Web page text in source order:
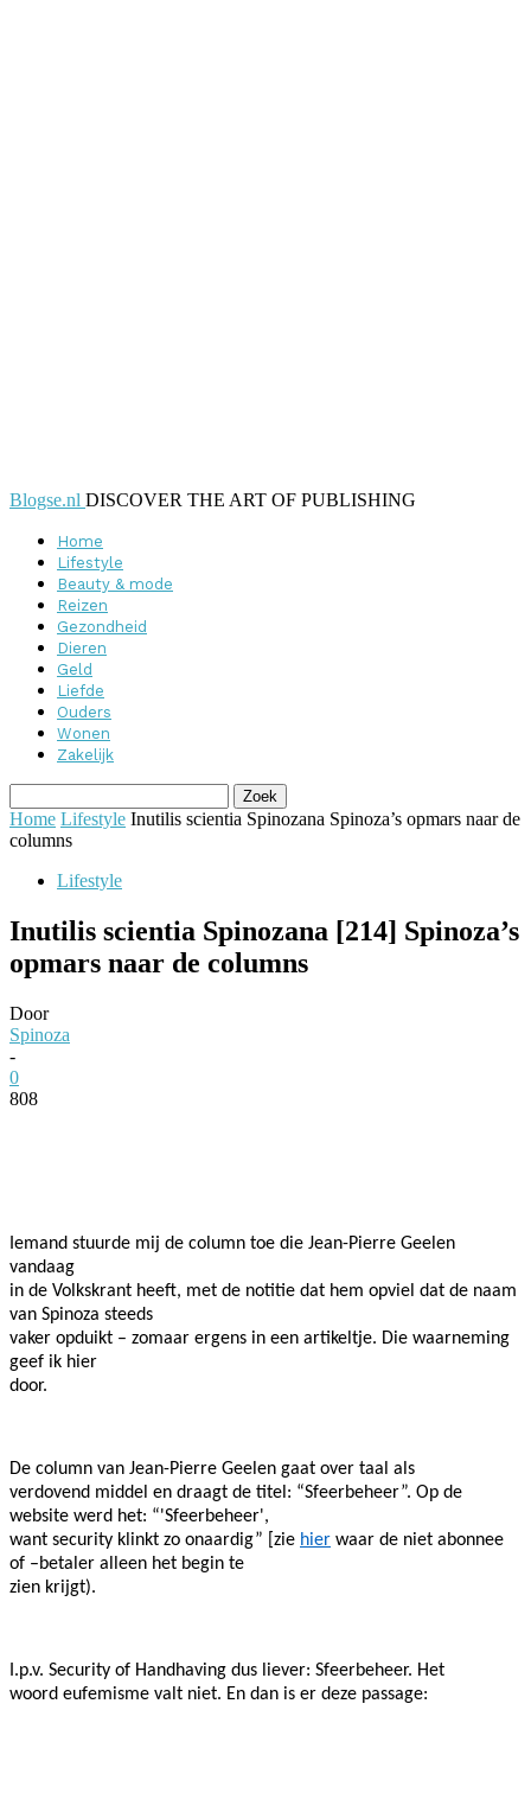
Blogse.nl DISCOVER THE ART OF PUBLISHING
Home
Lifestyle
Beauty & mode
Reizen
Gezondheid
Dieren
Geld
Liefde
Ouders
Wonen
Zakelijk
Home Lifestyle Inutilis scientia Spinozana Spinoza’s opmars naar de
columns
Lifestyle
Inutilis scientia Spinozana [214] Spinoza’s
opmars naar de columns
Door
Spinoza
-
0
808
Iemand stuurde mij de column toe die Jean-Pierre Geelen
vandaag
in de Volkskrant heeft, met de notitie dat hem opviel dat de naam
van Spinoza steeds
vaker opduikt – zomaar ergens in een artikeltje. Die waarneming
geef ik hier
door.
De column van Jean-Pierre Geelen gaat over taal als
verdovend middel en draagt de titel: “Sfeerbeheer”. Op de
website werd het: “'Sfeerbeheer',
want security klinkt zo onaardig” [zie hier waar de niet abonnee
of –betaler alleen het begin te
zien krijgt).
I.p.v. Security of Handhaving dus liever: Sfeerbeheer. Het
woord eufemisme valt niet. En dan is er deze passage: